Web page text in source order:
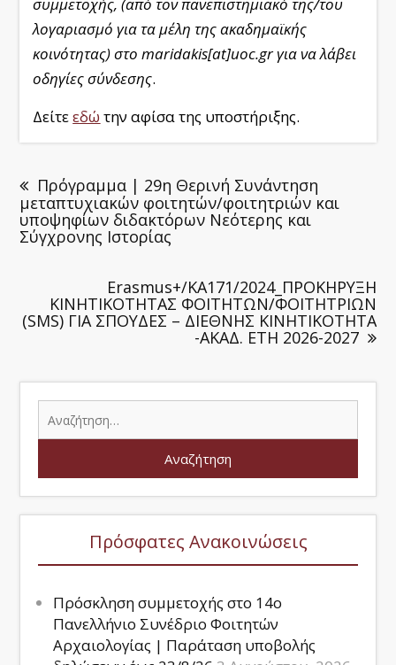
λογαριασμό για τα μέλη της ακαδημαϊκής
κοινότητας) στοmaridakis[at]uoc.gr για να λάβει
οδηγίες σύνδεσης.
Δείτεεδώ την αφίσα της υποστήριξης.
Πρόγραμμα | 29η Θερινή Συνάντηση
μεταπτυχιακών φοιτητών/φοιτητριών και
υποψηφίων διδακτόρων Νεότερης και
Σύγχρονης Ιστορίας
Erasmus+/ΚΑ171/2024_ΠΡΟΚΗΡΥΞΗ
ΚΙΝΗΤΙΚΟΤΗΤΑΣ ΦΟΙΤΗΤΩΝ/ΦΟΙΤΗΤΡΙΩΝ
(SMS) ΓΙΑ ΣΠΟΥΔΕΣ – ΔΙΕΘΝΗΣ ΚΙΝΗΤΙΚΟΤΗΤΑ
-ΑΚΑΔ. ΕΤΗ 2026-2027
Πρόσφατες Ανακοινώσεις
Πρόσκληση συμμετοχής στο 14ο
Πανελλήνιο Συνέδριο Φοιτητών
Αρχαιολογίας | Παράταση υποβολής